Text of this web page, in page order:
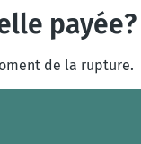
payée?
de la rupture.